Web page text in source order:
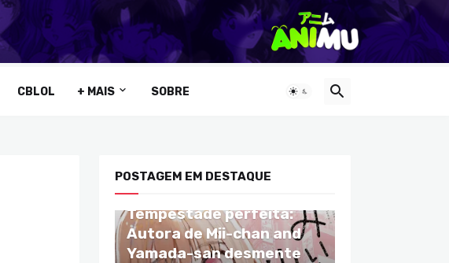
CBLOL + MAIS SOBRE
POSTAGEM EM DESTAQUE
Tempestade perfeita:
Autora de Mii-chan and
Yamada-san desmente